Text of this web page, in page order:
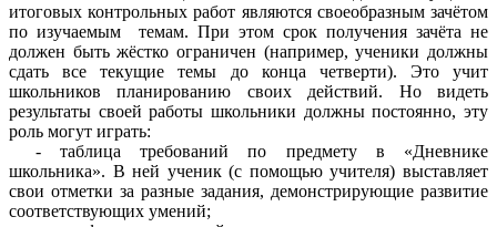
итоговых контрольных работ являются своеобразным зачётом
по изучаемым темам. При этом срок получения зачёта не
должен быть жёстко ограничен (например, ученики должны
сдать все текущие темы до конца четверти). Это учит
школьников планированию своих действий. Но видеть
результаты своей работы школьники должны постоянно, эту
роль могут играть:
- таблица требований по предмету в «Дневнике
школьника». В ней ученик (с помощью учителя) выставляет
свои отметки за разные задания, демонстрирующие развитие
соответствующих умений;